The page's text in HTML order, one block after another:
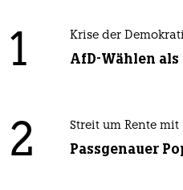
1 Krise der
AfD-Wählen
2 Streit um Rente mit
Passgenauer